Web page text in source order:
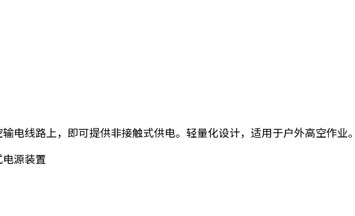
电线路上，即可提供非接触式供电。轻量化设计，适用于户外高空作业。
源装置